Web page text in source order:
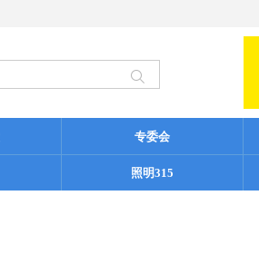
专委会
照明315